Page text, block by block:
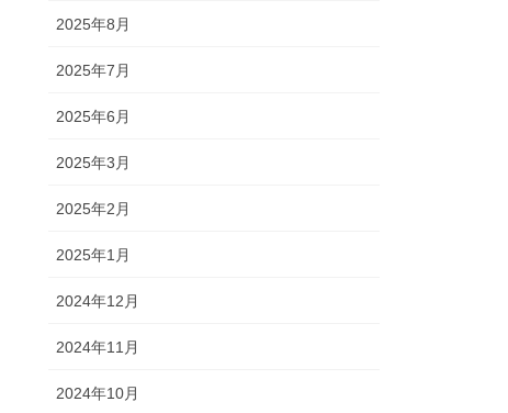
2025年8月
2025年7月
2025年6月
2025年3月
2025年2月
2025年1月
2024年12月
2024年11月
2024年10月